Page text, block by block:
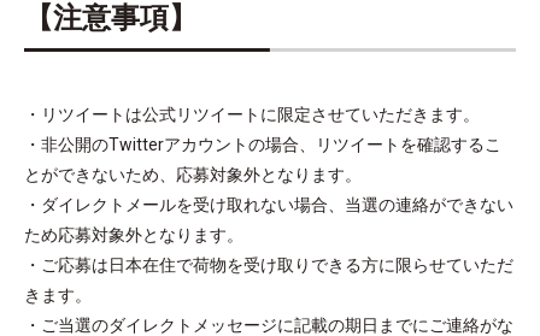
【注意事項】
・リツイートは公式リツイートに限定させていただきます。
・非公開のTwitterアカウントの場合、リツイートを確認するこ
とができないため、応募対象外となります。
・ダイレクトメールを受け取れない場合、当選の連絡ができない
ため応募対象外となります。
・ご応募は日本在住で荷物を受け取りできる方に限らせていただ
きます。
・ご当選のダイレクトメッセージに記載の期日までにご連絡がな